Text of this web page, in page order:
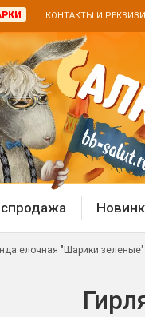
КОНТАКТЫ И
Дневные
елочная "Шарики